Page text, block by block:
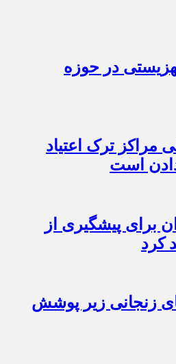
در حوزه
مراکز ترک اعتیاد
برای پیشگیری از
کرد
زنجانی زیر پوشش